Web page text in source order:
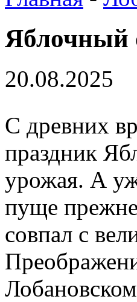
Яблочный
20.08.2025
С древних
праздник
урожая. А уж
пуще
совпал с